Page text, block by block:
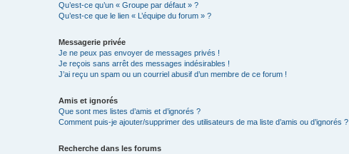
Qu’est-ce qu’un « Groupe par défaut » ?
Qu’est-ce que le lien « L’équipe du forum » ?
Messagerie privée
Je ne peux pas envoyer de messages privés !
Je reçois sans arrêt des messages indésirables !
J’ai reçu un spam ou un courriel abusif d’un membre de ce forum !
Amis et ignorés
Que sont mes listes d’amis et d’ignorés ?
Comment puis-je ajouter/supprimer des utilisateurs de ma liste d’amis ou d’ignorés ?
Recherche dans les forums